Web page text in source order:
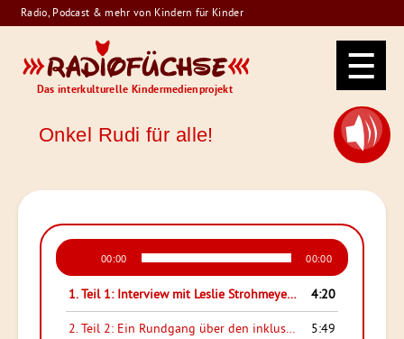
Skip
to
Radio, Podcast & mehr von Kindern für Kinder
Radiofüchse
Das interkulturelle Kindermedienprojekt
Onkel Rudi für alle!
Audio-
Player
00:00 00:00
1. Teil 1: Interview mit Leslie Strohmeyer, die den inklusiven Spielplatz mit geplant hat 4:20
2. Teil 2: Ein Rundgang über den inklusiven Spieplatz "Onkel Rudi" 5:49